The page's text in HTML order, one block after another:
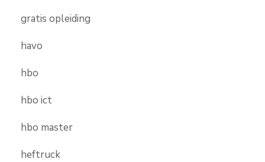
gratis opleiding
havo
hbo
hbo ict
hbo master
heftruck